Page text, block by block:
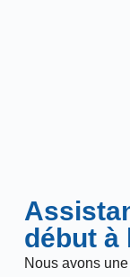
début à
Nous avons